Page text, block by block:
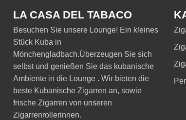
LA CASA DEL TABACO
Besuchen Sie unsere Lounge! Ein kleines
Stück Kuba in
Mönchengladbach.Überzeugen Sie sich
selbst und genießen Sie das kubanische
Ambiente in die Lounge . Wir bieten die
beste Kubanische Zigarren an, sowie
frische Zigarren von unseren
Zigarrenrollerinnen.